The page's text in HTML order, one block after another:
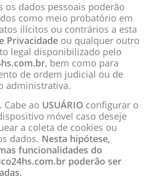
os dados pessoais poderão
como meio probatório em
ilícitos ou contrários a esta
Privacidadeou qualquer outro
legal disponibilizado pelo
, bem como para
de ordem judicial ou de
administrativa.
Cabe ao USUÁRIO configurar o
móvel caso deseje
a coleta de cookies ou
dados. Nesta hipótese,
funcionalidades do
poderão ser